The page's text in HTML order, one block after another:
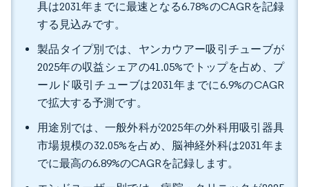
具は2031年までに最速となる6.78%のCAGRを記録
する見込みです。
製品タイプ別では、ヤンカウアー吸引チューブが
2025年の収益シェアの41.05%でトップを占め、プ
ールド吸引チューブは2031年までに6.9%のCAGR
で拡大する予測です。
用途別では、一般外科が2025年の外科用吸引器具
市場規模の32.05%を占め、脳神経外科は2031年ま
でに最高の6.89%のCAGRを記録します。